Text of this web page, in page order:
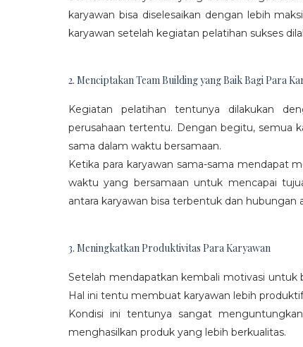
karyawan bisa diselesaikan dengan lebih
karyawan setelah kegiatan pelatihan sukses
2. Menciptakan Team Building yang Baik Bagi Para
Kegiatan pelatihan tentunya dilakukan
perusahaan tertentu. Dengan begitu, semua
sama dalam waktu bersamaan.
Ketika para karyawan sama-sama mendapat
waktu yang bersamaan untuk mencapai
antara karyawan bisa terbentuk dan hubungan
3. Meningkatkan Produktivitas Para Karyawan
Setelah mendapatkan kembali motivasi untuk
Hal ini tentu membuat karyawan lebih
Kondisi ini tentunya sangat
menghasilkan produk yang lebih berkualitas.